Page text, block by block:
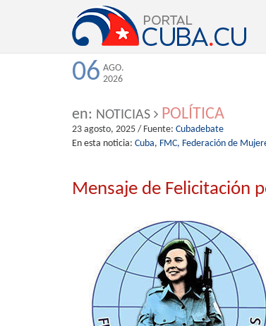
06 AGO.
2026
en: NOTICIAS POLÍTICA
23 agosto, 2025 / Fuente: Cubadebate
En esta noticia: Cuba, FMC, Federación de
Mensaje de Felicitación